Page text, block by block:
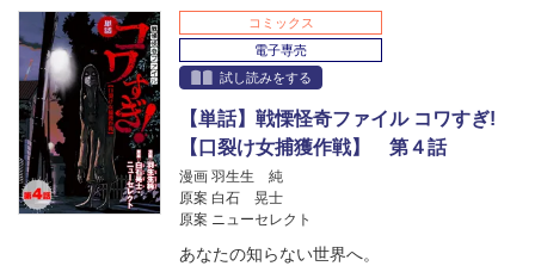
コミックス
電子専売
試し読みをする
【単話】戦慄怪奇ファイル コワすぎ!
【口裂け女捕獲作戦】 第４話
漫画 羽生生 純
原案 白石 晃士
原案 ニューセレクト
あなたの知らない世界へ。